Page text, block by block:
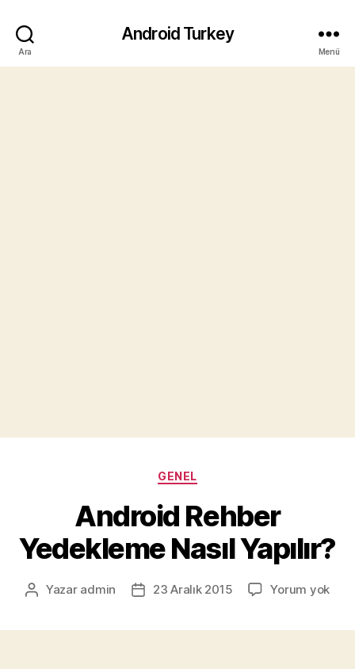
Ara
Android Turkey
Menü
Kategoriler
GENEL
Android Rehber
Yedekleme Nasıl Yapılır?
Yazının
Yazar admin
Yazı23 Aralık 2015 Yorum yok